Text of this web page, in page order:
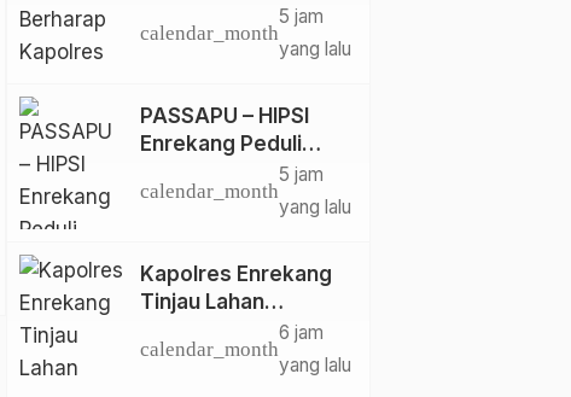
Enrekang Melakukan
Penindakan
Lonjakan Harga gas
elpiji 3 kg Di
Kabupaten Enrekang
calendar_month
5 jam
yang lalu
PASSAPU – HIPSI
Enrekang Peduli
Menggelar Aksi
Bersih-Bersih Area
calendar_month
5 jam
yang lalu
Kapolres Enrekang
Tinjau Lahan
Tanaman Jagung di
Bumi Perkemahan
calendar_month
6 jam
yang lalu